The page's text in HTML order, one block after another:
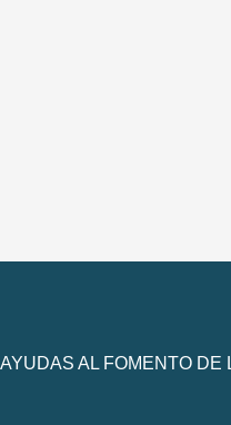
AYUDAS AL FOMENTO DE